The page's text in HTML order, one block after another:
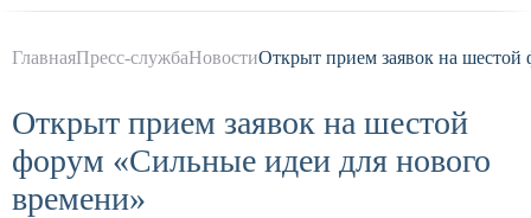
ГлавнаяПресс-службаНовостиОткрыт прием заявок на
Открыт прием заявок на шестой
форум «Сильные идеи для нового
времени»